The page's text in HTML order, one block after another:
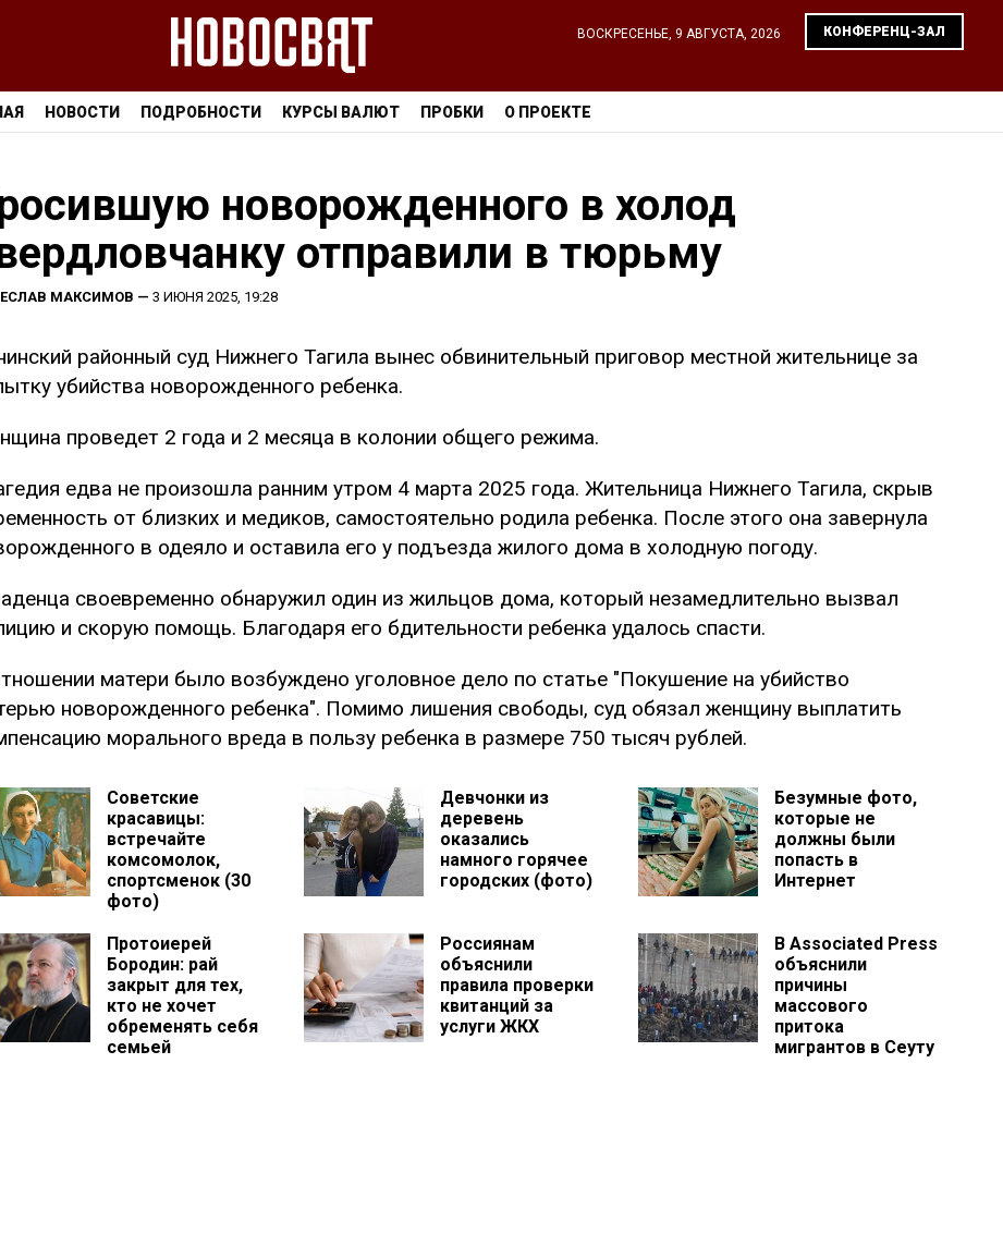
ВОСКРЕСЕНЬЕ, 9 АВГУСТА, 2026 КОНФЕРЕНЦ-ЗАЛ
НОВОСТИ ПОДРОБНОСТИ КУРСЫ ВАЛЮТ ПРОБКИ О ПРОЕКТЕ
новорожденного в холод
отправили в тюрьму
МАКСИМОВ — 3 ИЮНЯ 2025, 19:28
районный суд Нижнего Тагила вынес обвинительный приговор местной жительнице за
убийства новорожденного ребенка.
проведет 2 года и 2 месяца в колонии общего режима.
едва не произошла ранним утром 4 марта 2025 года. Жительница Нижнего Тагила, скрыв
от близких и медиков, самостоятельно родила ребенка. После этого она завернула
в одеяло и оставила его у подъезда жилого дома в холодную погоду.
своевременно обнаружил один из жильцов дома, который незамедлительно вызвал
и скорую помощь. Благодаря его бдительности ребенка удалось спасти.
матери было возбуждено уголовное дело по статье "Покушение на убийство
новорожденного ребенка". Помимо лишения свободы, суд обязал женщину выплатить
морального вреда в пользу ребенка в размере 750 тысяч рублей.
Советские
красавицы:
встречайте
комсомолок,
спортсменок (30
фото)
Девчонки из
деревень
оказались
намного горячее
городских (фото)
Безумные фото,
которые не
должны были
попасть в
Интернет
Протоиерей
Бородин: рай
закрыт для тех,
кто не хочет
обременять себя
семьей
Россиянам
объяснили
правила проверки
квитанций за
услуги ЖКХ
В Associated Press
объяснили
причины
массового
притока
мигрантов в Сеуту